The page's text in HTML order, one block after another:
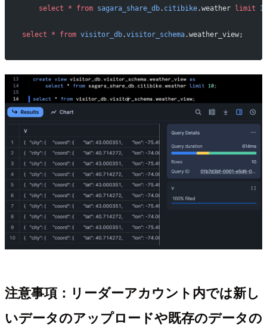
    select
* from sagara_share_db. citibike.weather limit
select * from visitor_db.visitor_schema.weather_view;
注意事項：リーダーアカウント内では新し
いデータのアップロードや既存のデータの